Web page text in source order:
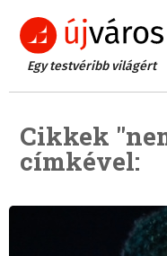
Egy testvéribb világért
Cikkek
címkével: